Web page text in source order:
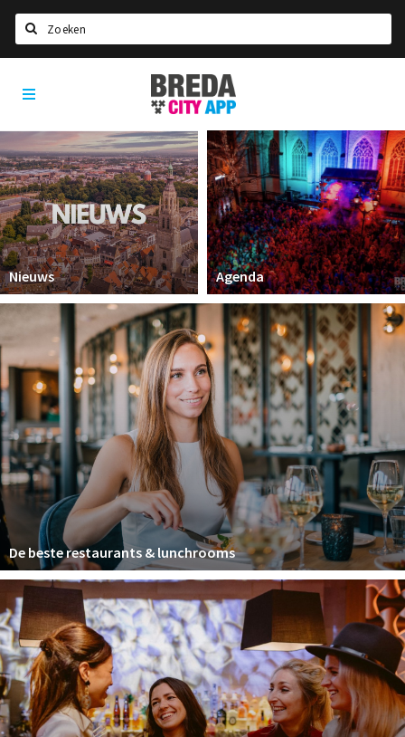
Home
Agenda
Deals
Party pics
Nieuws, interviews & blogs
Eten
Drinken
Slapen
Recreatief
Winkels
Winkelgebieden
Parkeren
Bezienswaardigheden
Musea, theaters & podia
Uitjes & activiteiten
Toeristische routes
Natuurgebieden
Baroniepoorten
Sport
Privacy
Breda
City
App
Nieuws Agenda
De beste restaurants & lunchrooms